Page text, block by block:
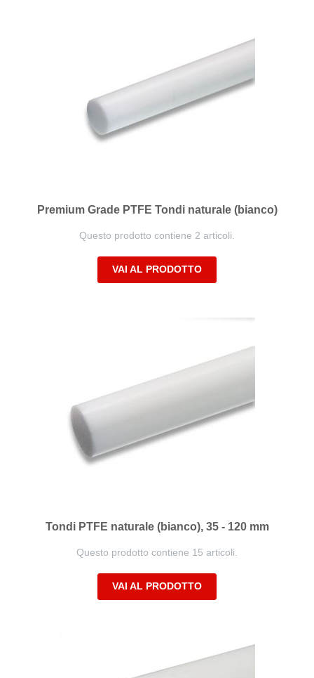
Premium Grade PTFE Tondi naturale (bianco)
Questo prodotto contiene 2 articoli.
VAI AL PRODOTTO
Tondi PTFE naturale (bianco), 35 - 120 mm
Questo prodotto contiene 15 articoli.
VAI AL PRODOTTO